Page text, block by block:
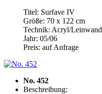
Titel: Surfave IV
Größe: 70 x 122 cm
Technik: Acryl/Leinwand
Jahr: 05/06
Preis: auf Anfrage
No. 452
Beschreibung: